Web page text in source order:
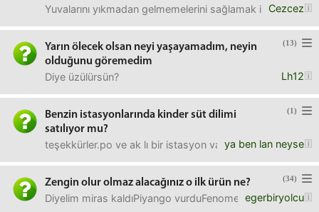
Cezcez
Yuvalarını yıkmadan gelmemelerini sağlamak için. Çok
(13)
Yarın ölecek olsan neyi yaşayamadım, neyin
olduğunu göremedim
Lh12
Diye üzülürsün?
(1)
Benzin istasyonlarında kinder süt dilimi
satılıyor mu?
ya ben lan neyse
teşekkürler.po ve ak lı bir istasyon var.
(34)
Zengin olur olmaz alacağınız o ilk ürün ne?
egerbiryolcu
Diyelim miras kaldıPiyango vurduFenomen oldunuz vs